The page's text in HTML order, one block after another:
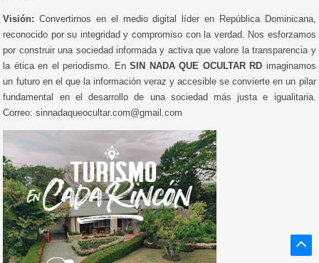
Visión: Convertirnos en el medio digital líder en República Dominicana,
reconocido por su integridad y compromiso con la verdad. Nos esforzamos
por construir una sociedad informada y activa que valore la transparencia y
la ética en el periodismo. EnSIN NADA QUE OCULTAR RD imaginamos
un futuro en el que la información veraz y accesible se convierte en un pilar
fundamental en el desarrollo de una sociedad más justa e igualitaria.
Correo: sinnadaqueocultar.com@gmail.com